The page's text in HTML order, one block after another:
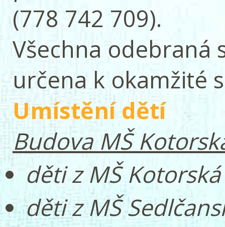
(778 742 709).
Všechna odebraná
určena k okamžité
Umístění dětí
Budova MŠ
děti z MŠ Kotorská
děti z MŠ